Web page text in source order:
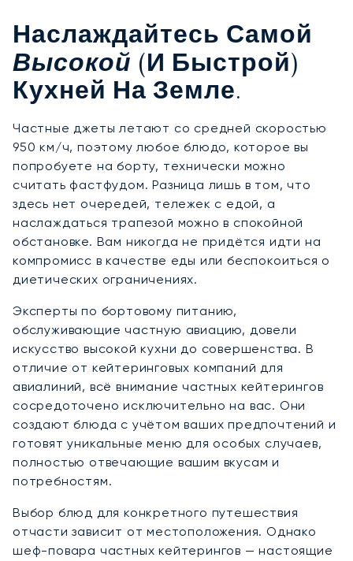
Наслаждайтесь Самой
Высокой (и Быстрой)
Кухней На Земле.
Частные джеты летают со средней скоростью
950 км/ч, поэтому любое блюдо, которое вы
попробуете на борту, технически можно
считать фастфудом. Разница лишь в том, что
здесь нет очередей, тележек с едой, а
наслаждаться трапезой можно в спокойной
обстановке. Вам никогда не придётся идти на
компромисс в качестве еды или беспокоиться о
диетических ограничениях.
Эксперты по бортовому питанию,
обслуживающие частную авиацию, довели
искусство высокой кухни до совершенства. В
отличие от кейтеринговых компаний для
авиалиний, всё внимание частных кейтерингов
сосредоточено исключительно на вас. Они
создают блюда с учётом ваших предпочтений и
готовят уникальные меню для особых случаев,
полностью отвечающие вашим вкусам и
потребностям.
Выбор блюд для конкретного путешествия
отчасти зависит от местоположения. Однако
шеф-повара частных кейтерингов — настоящие